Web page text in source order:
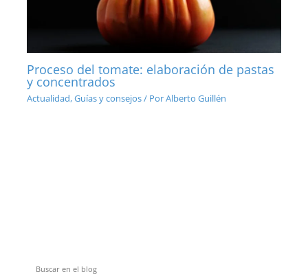
Proceso del tomate: elaboración de pastas
y concentrados
Actualidad,Guías y consejos/ PorAlberto Guillén
Buscar en el blog